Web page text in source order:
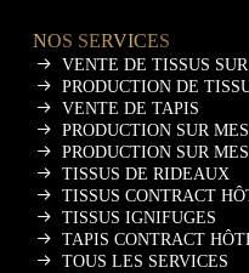
NOS SERVICES
VENTE DE TISSUS
PRODUCTION DE
VENTE DE TAPIS
PRODUCTION SUR
PRODUCTION SUR
TISSUS DE RIDEAUX
TISSUS CONTRACT
TISSUS IGNIFUGES
TAPIS CONTRACT
TOUS LES SERVICES